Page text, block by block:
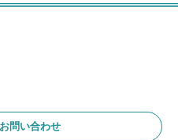
問い合わせ